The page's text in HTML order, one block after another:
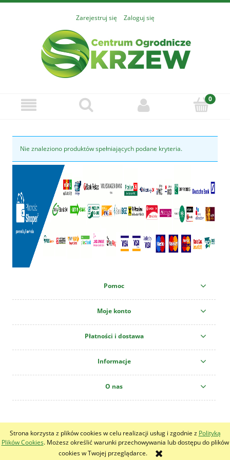
Strona korzysta z plików cookies w celu realizacji usług i zgodnie z Polityką
Plików Cookies. Możesz określić warunki przechowywania lub dostępu do plików
cookies w Twojej przeglądarce.
Zarejestruj się Zaloguj się
Nie znaleziono produktów spełniających podane kryteria.
Pomoc
Moje konto
Płatności i dostawa
Informacje
O nas
pokaż pełną wersję strony
Sklep internetowy Shoper.pl